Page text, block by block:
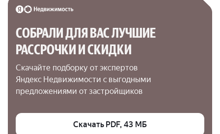
СОБРАЛИ ДЛЯ ВАС ЛУЧШИЕ
РАССРОЧКИ И СКИДКИ
Скачайте подборку от экспертов
Яндекс Недвижимости с выгодными
предложениями от застройщиков
Скачать PDF, 43 МБ